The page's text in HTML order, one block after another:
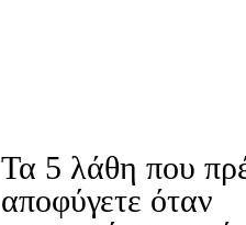
Τα 5 λάθη που
αποφύγετε όταν